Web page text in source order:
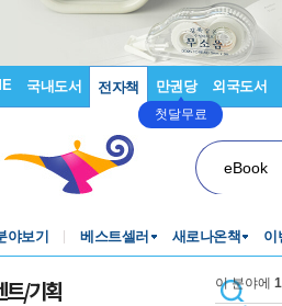
국내도서 전자책 만권당
첫달무료
외국도서
eBook
야보기 베스트셀러 새로나온책 이
트/기획 이 분야에